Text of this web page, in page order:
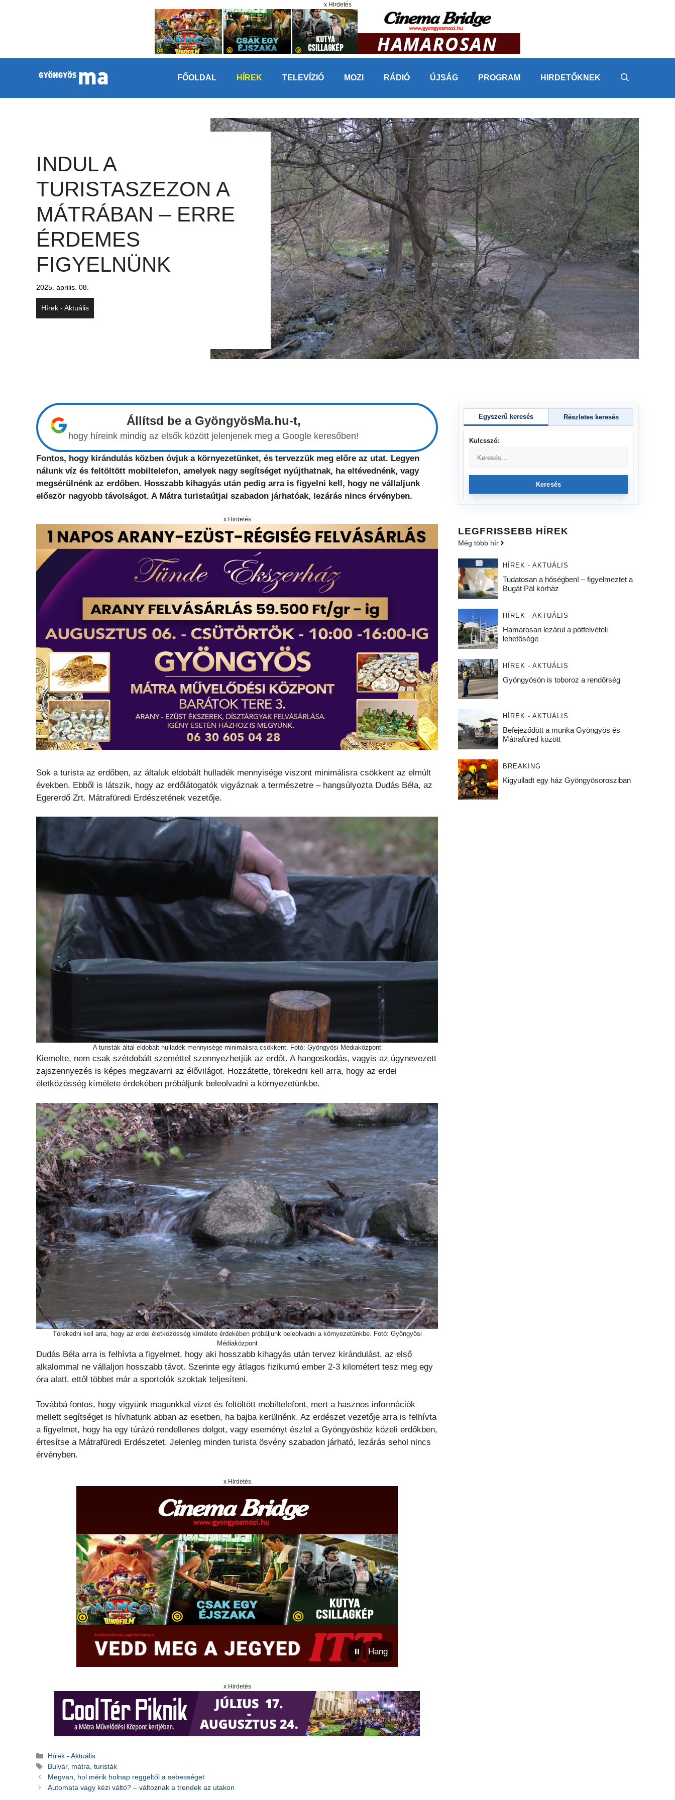
x Hirdetés
FŐOLDAL HÍREK TELEVÍZIÓ MOZI RÁDIÓ ÚJSÁG PROGRAM HIRDETŐKNEK
INDUL A
TURISTASZEZON A
MÁTRÁBAN – ERRE
ÉRDEMES
FIGYELNÜNK
2025. április. 08.
Hírek - Aktuális
Állítsd be a GyöngyösMa.hu-t,
hogy híreink mindig az elsők között jelenjenek meg a Google keresőben!
Fontos, hogy kirándulás közben óvjuk a környezetünket, és tervezzük meg előre az utat. Legyen
nálunk víz és feltöltött mobiltelefon, amelyek nagy segítséget nyújthatnak, ha eltévednénk, vagy
megsérülnénk az erdőben. Hosszabb kihagyás után pedig arra is figyelni kell, hogy ne vállaljunk
először nagyobb távolságot. A Mátra turistaútjai szabadon járhatóak, lezárás nincs érvényben.
x Hirdetés
Sok a turista az erdőben, az általuk eldobált hulladék mennyisége viszont minimálisra csökkent az elmúlt
években. Ebből is látszik, hogy az erdőlátogatók vigyáznak a természetre – hangsúlyozta Dudás Béla, az
Egererdő Zrt. Mátrafüredi Erdészetének vezetője.
A turisták által eldobált hulladék mennyisége minimálisra csökkent. Fotó: Gyöngyösi Médiaközpont
Kiemelte, nem csak szétdobált szeméttel szennyezhetjük az erdőt. A hangoskodás, vagyis az úgynevezett
zajszennyezés is képes megzavarni az élővilágot. Hozzátette, törekedni kell arra, hogy az erdei
életközösség kímélete érdekében próbáljunk beleolvadni a környezetünkbe.
Törekedni kell arra, hogy az erdei életközösség kímélete érdekében próbáljunk beleolvadni a környezetünkbe. Fotó: Gyöngyösi
Médiaközpont
Dudás Béla arra is felhívta a figyelmet, hogy aki hosszabb kihagyás után tervez kirándulást, az első
alkalommal ne vállaljon hosszabb távot. Szerinte egy átlagos fizikumú ember 2-3 kilométert tesz meg egy
óra alatt, ettől többet már a sportolók szoktak teljesíteni.
Továbbá fontos, hogy vigyünk magunkkal vizet és feltöltött mobiltelefont, mert a hasznos információk
mellett segítséget is hívhatunk abban az esetben, ha bajba kerülnénk. Az erdészet vezetője arra is felhívta
a figyelmet, hogy ha egy túrázó rendellenes dolgot, vagy eseményt észlel a Gyöngyöshöz közeli erdőkben,
értesítse a Mátrafüredi Erdészetet. Jelenleg minden turista ösvény szabadon járható, lezárás sehol nincs
érvényben.
x Hirdetés
⏸ Hang
x Hirdetés
Kategória
Hírek - Aktuális
Címkék
Bulvár, mátra,turisták
Megvan, hol mérik holnap reggeltől a sebességet
Automata vagy kézi váltó? – változnak a trendek az utakon
Egyszerű keresés Részletes keresés
Kulcsszó:
Keresés
LEGFRISSEBB HÍREK
Még több hír
HÍREK - AKTUÁLIS
Tudatosan a hőségben! – figyelmeztet a
Bugát Pál kórház
HÍREK - AKTUÁLIS
Hamarosan lezárul a pótfelvételi
lehetősége
HÍREK - AKTUÁLIS
Gyöngyösön is toboroz a rendőrség
HÍREK - AKTUÁLIS
Befejeződött a munka Gyöngyös és
Mátrafüred között
BREAKING
Kigyulladt egy ház Gyöngyösorosziban